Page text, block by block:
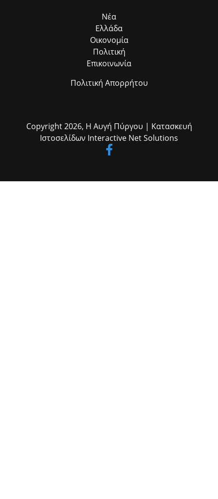
η ομαδική δουλειά φέρνει απτά αποτελέσματα για όλους τους
Νέα
Ελλάδα
Οικονομία
Πολιτική
Επικοινωνία
Πολιτική Απορρήτου
Copyright 2026, Η Αυγή Πύργου | Κατασκευή
Ιστοσελίδων Interactive Net Solutions